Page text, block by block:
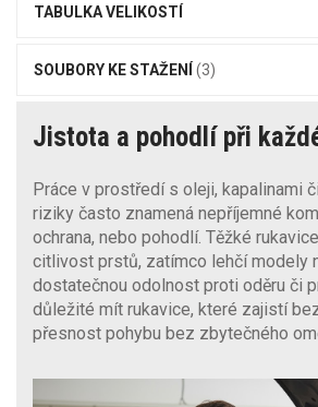
TABULKA VELIKOSTÍ
SOUBORY KE STAŽENÍ (3)
Jistota a pohodlí při
Práce v prostředí s oleji, kapalinami
riziky často znamená nepříjemné
ochrana, nebo pohodlí. Těžké
citlivost prstů, zatímco lehčí modely
dostatečnou odolnost proti oděru či
důležité mít rukavice, které zajistí
přesnost pohybu bez zbytečného